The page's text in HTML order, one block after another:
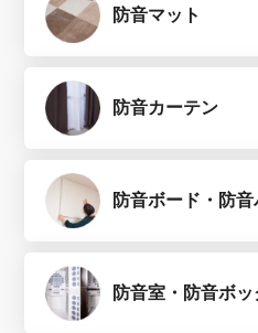
防音マット
防音カーテン
防音ボード・防
防音室・防音ボッ